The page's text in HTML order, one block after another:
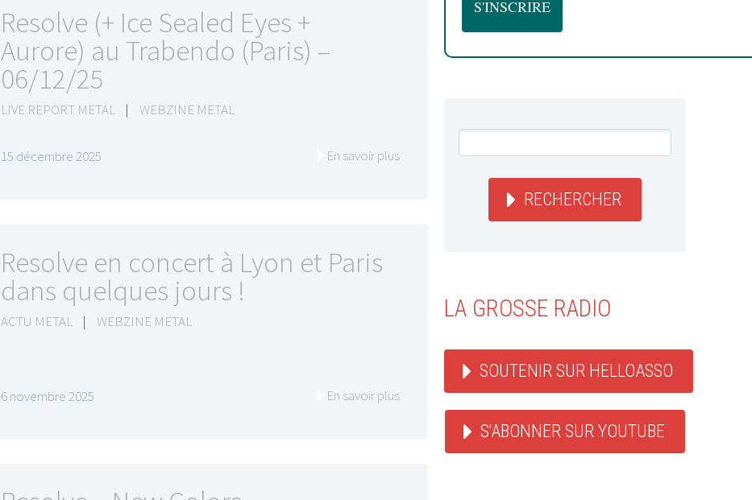
Resolve (+ Ice Sealed Eyes +
Aurore) au Trabendo (Paris) –
06/12/25
LIVE REPORT METAL | WEBZINE METAL
15 décembre 2025 En savoir plus
Resolve en concert à Lyon et Paris
dans quelques jours !
ACTU METAL | WEBZINE METAL
6 novembre 2025 En savoir plus
RECHERCHER
LA GROSSE RADIO
SOUTENIR SUR HELLOASSO
S'ABONNER SUR YOUTUBE